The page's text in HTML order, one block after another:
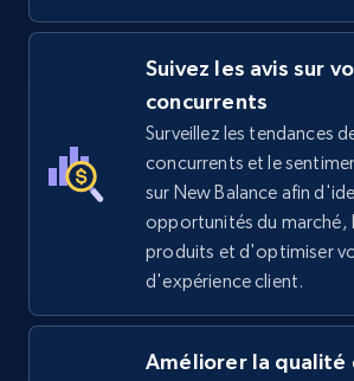
URL, Title, Available, Description,
price, Final price, Discount percent,
668+
TikTok Shop - Collect TikTok
by keywords search
Suivez les avis sur
concurrents
Surveillez les tendances
concurrents et le
sur New Balance afin
opportunités du marché,
produits et d'optimiser
d'expérience client.
Améliorer la qualité